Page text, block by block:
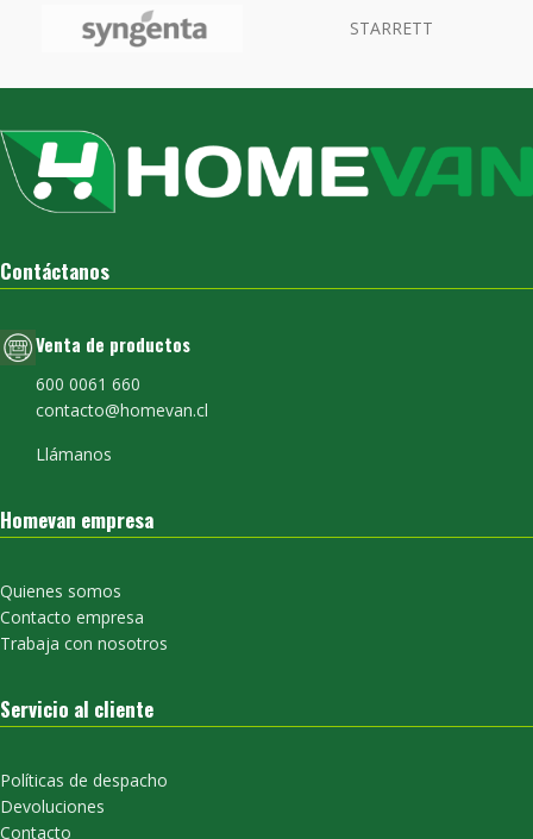
Contáctanos
Venta de productos
600 0061 660
contacto@homevan.cl
Llámanos
Homevan empresa
Quienes somos
Contacto empresa
Trabaja con nosotros
Servicio al cliente
Políticas de despacho
Devoluciones
Contacto